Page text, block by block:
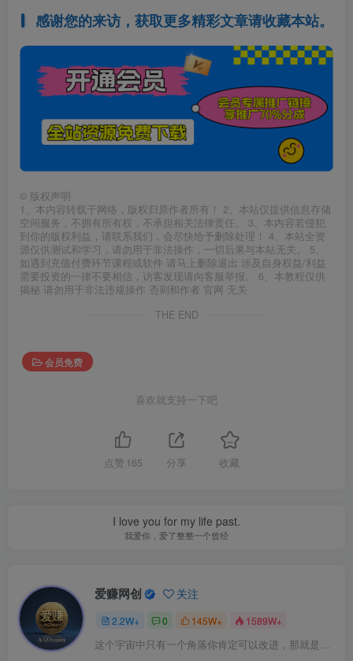
感谢您的来访，获取更多精彩文章请收藏本站。
© 版权声明
1、本内容转载于网络，版权归原作者所有！ 2、本站仅提供信息存储
空间服务，不拥有所有权，不承担相关法律责任。 3、本内容若侵犯
到你的版权利益，请联系我们，会尽快给予删除处理！ 4、本站全资
源仅供测试和学习，请勿用于非法操作，一切后果与本站无关。 5、
如遇到充值付费环节课程或软件 请马上删除退出 涉及自身权益/利益
需要投资的一律不要相信，访客发现请向客服举报。 6、本教程仅供
揭秘 请勿用于非法违规操作 否则和作者 官网 无关
THE END
会员免费
喜欢就支持一下吧
点赞 165 分享 收藏
I love you for my life past.
我爱你，爱了整整一个曾经
爱赚网创 关注
2.2W+ 0 145W+ 1589W+
这个宇宙中只有一个角落你肯定可以改进，那就是你自己